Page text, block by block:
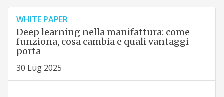
WHITE PAPER
Deep learning nella manifattura: come
funziona, cosa cambia e quali vantaggi
porta
30 Lug 2025